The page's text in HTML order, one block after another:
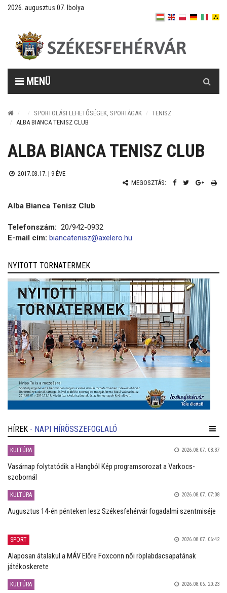
2026. augusztus 07. Ibolya
MENÜ
SPORTOLÁSI LEHETŐSÉGEK, SPORTÁGAK
TENISZ
ALBA BIANCA TENISZ CLUB
ALBA BIANCA TENISZ CLUB
2017.03.17. | 9 ÉVE
MEGOSZTÁS:
Alba Bianca Tenisz Club
Telefonszám: 20/942-0932
E-mail cím: biancatenisz@axelero.hu
NYITOTT TORNATERMEK
HÍREK - NAPI HÍRÖSSZEFOGLALÓ
KULTÚRA 2026.08.07. 08:37
Vasárnap folytatódik a Hangból Kép programsorozat a Varkocs-
szobornál
KULTÚRA 2026.08.07. 07:08
Augusztus 14-én pénteken lesz Székesfehérvár fogadalmi szentmiséje
SPORT 2026.08.07. 06:42
Alaposan átalakul a MÁV Előre Foxconn női röplabdacsapatának
játékoskerete
KULTÚRA 2026.08.06. 20:23